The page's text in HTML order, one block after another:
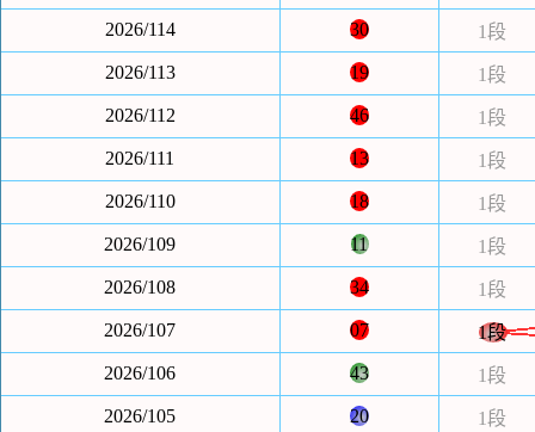
2026/114
30
1段
2026/113
19
1段
2026/112
46
1段
2026/111
13
1段
2026/110
18
1段
2026/109
11
1段
2026/108
34
1段
2026/107
07
1段
2026/106
43
1段
2026/105
20
1段